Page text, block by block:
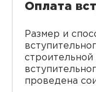
Оплата
Размер и
проведена